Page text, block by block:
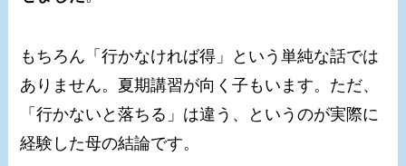
もちろん「行かなければ得」という単純な話では
ありません。夏期講習が向く子もいます。ただ、
「行かないと落ちる」は違う、というのが実際に
経験した母の結論です。